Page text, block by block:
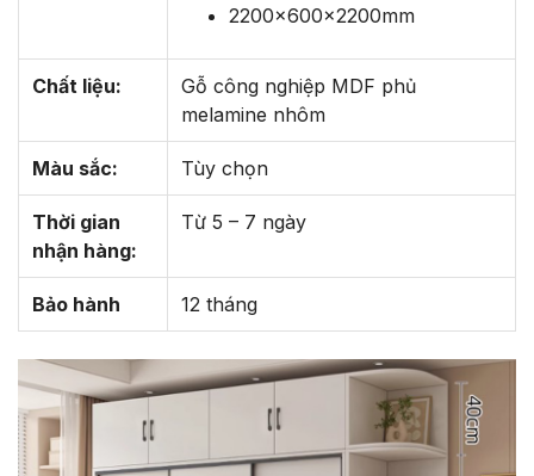
2200x600x2200mm
Chất liệu:
Gỗ công nghiệp MDF phủ
melamine nhôm
Màu sắc: Tùy chọn
Thời gian
nhận hàng:
Từ 5 – 7 ngày
Bảo hành 12 tháng